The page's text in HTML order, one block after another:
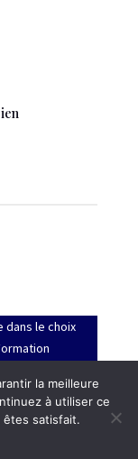
dans le choix
la meilleure
à utiliser ce
satisfait.